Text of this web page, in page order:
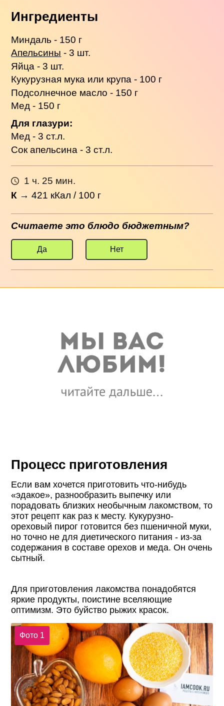
Ингредиенты
Миндаль - 150 г
Апельсины - 3 шт.
Яйца - 3 шт.
Кукурузная мука или крупа - 100 г
Подсолнечное масло - 150 г
Мед - 150 г
Для глазури:
Мед - 3 ст.л.
Сок апельсина - 3 ст.л.
1 ч. 25 мин.
К →421 кКал / 100 г
Считаете это блюдо бюджетным?
Да Нет
Процесс приготовления
Если вам хочется приготовить что-нибудь
«эдакое», разнообразить выпечку или
порадовать близких необычным лакомством, то
этот рецепт как раз к месту. Кукурузно-
ореховый пирог готовится без пшеничной муки,
но точно не для диетического питания - из-за
содержания в составе орехов и меда. Он очень
сытный.
Для приготовления лакомства понадобятся
яркие продукты, поистине вселяющие
оптимизм. Это буйство рыжих красок.
Фото 1